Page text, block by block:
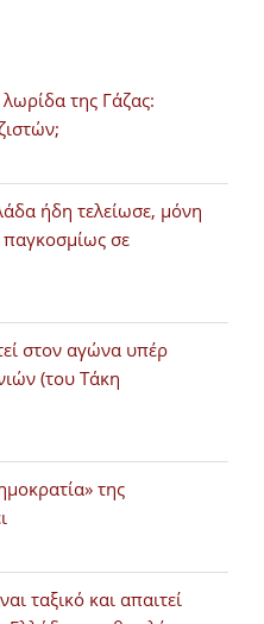
της Γάζας:
ήδη τελείωσε, μόνη
σε
στον αγώνα υπέρ
(του Τάκη
της
ταξικό και απαιτεί